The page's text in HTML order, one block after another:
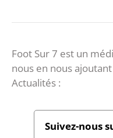
Foot Sur 7 est un
nous en nous
Actualités :
Suivez-nous